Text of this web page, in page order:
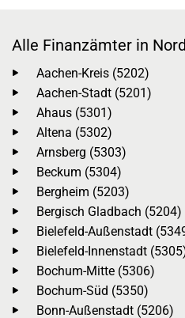
Alle Finanzämter in
Aachen-Kreis (5202)
Aachen-Stadt (5201)
Ahaus (5301)
Altena (5302)
Arnsberg (5303)
Beckum (5304)
Bergheim (5203)
Bergisch Gladbach (5204)
Bielefeld-Außenstadt
Bielefeld-Innenstadt
Bochum-Mitte (5306)
Bochum-Süd (5350)
Bonn-Außenstadt (5206)